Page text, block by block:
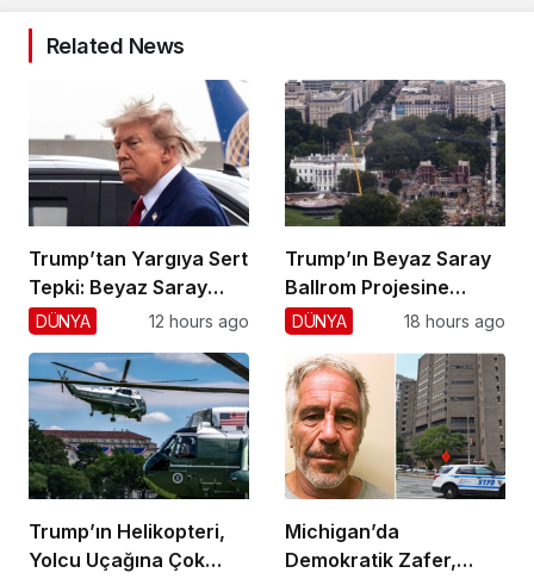
Related News
Trump’tan Yargıya Sert
Tepki: Beyaz Saray
Krizi!
DÜNYA 12 hours ago
Trump’ın Beyaz Saray
Ballrom Projesine
Durdurma
DÜNYA 18 hours ago
Trump’ın Helikopteri,
Yolcu Uçağına Çok
Michigan’da
Demokratik Zafer,